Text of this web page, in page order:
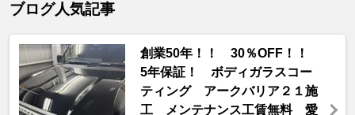
ブログ人気記事
創業50年！！ 30％OFF！！
5年保証！ ボディガラスコー
ティング アークバリア２１施
工 メンテナンス工賃無料 愛